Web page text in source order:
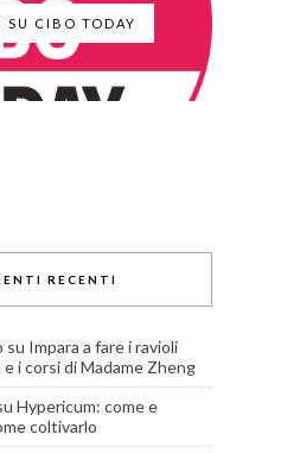
SU CIBO TODAY
RECENTI
su Impara a fare i ravioli
i corsi di Madame Zheng
Hypericum: come e
coltivarlo